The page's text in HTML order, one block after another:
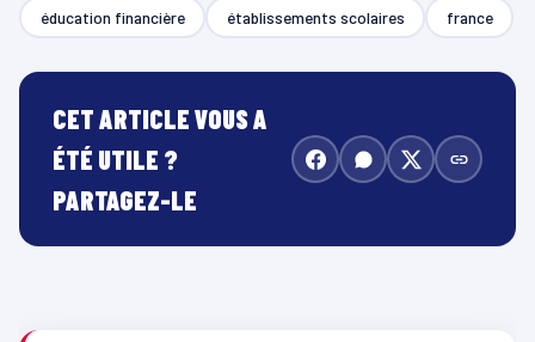
éducation financière établissements scolaires france
CET ARTICLE VOUS A
ÉTÉ UTILE ?
PARTAGEZ-LE